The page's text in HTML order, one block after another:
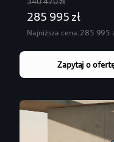
285 995 zł
Najniższa cena:285 995
Zapytaj o